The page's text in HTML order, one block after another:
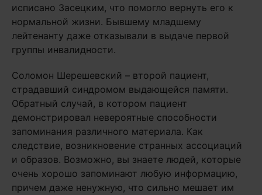
исписано Засецким, что помогло вернуть его к
нормальной жизни. Бывшему младшему
лейтенанту даже отказывали в выдаче первой
группы инвалидности.
Соломон Шерешевский – второй пациент,
страдавший синдромом выдающейся памяти.
Обратный случай, в котором пациент
демонстрировал невероятные способности
запоминания различного материала. Как
следствие, возникновение странных ассоциаций
и образов. Возможно, вы знаете людей, которые
очень хорошо запоминают любую информацию,
причем даже ненужную, что сильно мешает им